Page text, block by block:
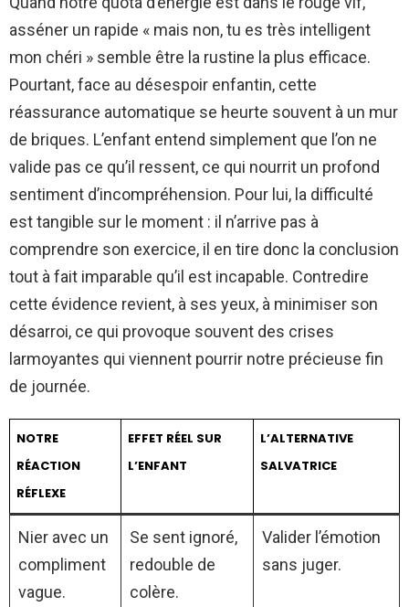
asséner un rapide « mais non, tu es très intelligent
mon chéri » semble être la rustine la plus efficace.
Pourtant, face au désespoir enfantin, cette
réassurance automatique se heurte souvent à un mur
de briques. L’enfant entend simplement que l’on ne
valide pas ce qu’il ressent, ce qui nourrit un profond
sentiment d’incompréhension. Pour lui, la difficulté
est tangible sur le moment : il n’arrive pas à
comprendre son exercice, il en tire donc la conclusion
tout à fait imparable qu’il est incapable. Contredire
cette évidence revient, à ses yeux, à minimiser son
désarroi, ce qui provoque souvent des crises
larmoyantes qui viennent pourrir notre précieuse fin
de journée.
NOTRE
RÉACTION
RÉFLEXE
EFFET RÉEL SUR
L’ENFANT
L’ALTERNATIVE
SALVATRICE
Nier avec un
compliment
vague.
Se sent ignoré,
redouble de
colère.
Valider l’émotion
sans juger.